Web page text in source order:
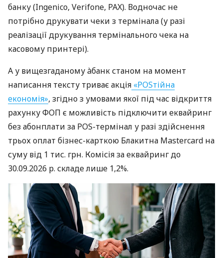
банку (Ingenico, Verifone, PAX). Водночас не
потрібно друкувати чеки з термінала (у разі
реалізації друкування термінального чека на
касовому принтері).
А у вищезгаданому àбанк станом на момент
написання тексту триває акція «POSтійна
економія», згідно з умовами якої під час відкриття
рахунку ФОП є можливість підключити еквайринг
без абонплати за POS-термінал у разі здійснення
трьох оплат бізнес-карткою Блакитна Mastercard на
суму від 1 тис. грн. Комісія за еквайринг до
30.09.2026 р. складе лише 1,2%.